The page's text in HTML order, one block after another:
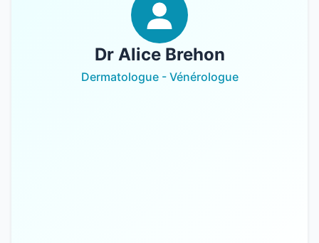
Dr Alice Brehon
Dermatologue - Vénérologue